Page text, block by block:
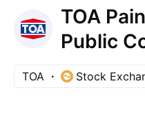
TOA
Public
TOA Stock